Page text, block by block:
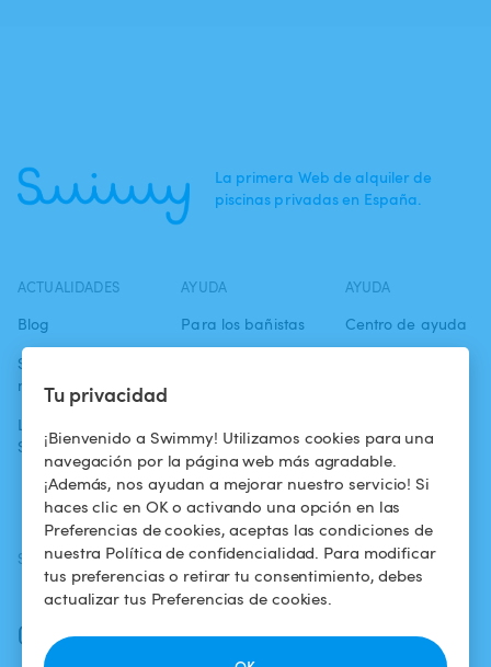
Tu privacidad
¡Bienvenido a Swimmy! Utilizamos cookies para una
navegación por la página web más agradable.
¡Además, nos ayudan a mejorar nuestro servicio! Si
haces clic en OK o activando una opción en las
Preferencias de cookies, aceptas las condiciones de
nuestra Política de confidencialidad. Para modificar
tus preferencias o retirar tu consentimiento, debes
actualizar tus Preferencias de cookies.
La primera Web de alquiler de
piscinas privadas en España.
ACTUALIDADES
Blog
Swimmy en los
medios
La aventura
Swimmy
AYUDA
Para los bañistas
piscina
¿Cómo funciona?
AYUDA
Centro de ayuda
confidencialidad
Aviso legal
SÍGUENOS
Facebook
Instagram
DESCARGAR LA APP